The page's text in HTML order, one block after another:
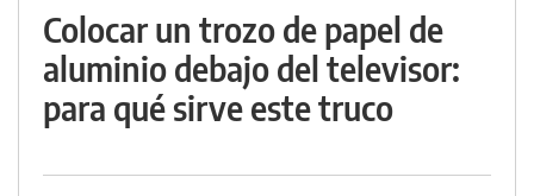
Colocar un trozo de papel de
aluminio debajo del televisor:
para qué sirve este truco